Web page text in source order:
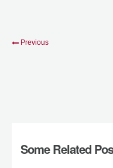
Previous
Some Related